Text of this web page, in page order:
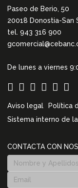
Paseo de Berio, 50
20018 Donostia-San
tel. 943 316 900
De lunes a viernes
Aviso legal Política
Sistema interno de
CONTACTA CON